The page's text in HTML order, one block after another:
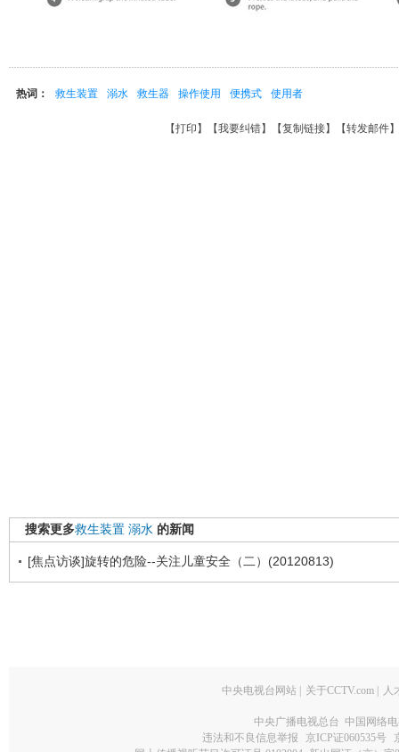
热词： 救生装置 溺水 救生器 操作使用 便携式 使用者
【打印 】【我要纠错】【复制链接】【转发邮件
搜索更多救生装置 溺水 的新闻
[焦点访谈]旋转的危险--关注儿童安全（二）(20120813)
中央电视台网站 | 关于CCTV.com | 人
中央广播电视总台 中国网络
违法和不良信息举报
京ICP证060535号